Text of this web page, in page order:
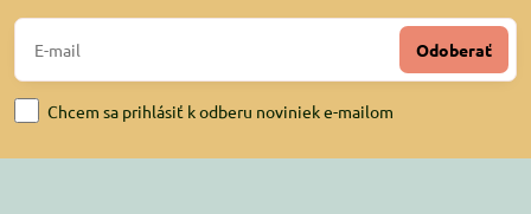
Odoberať
Chcem sa prihlásiť k odberu noviniek e-mailom